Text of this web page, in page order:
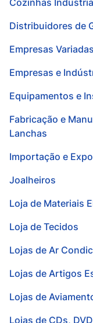
Cozinhas
Distribuidores de
Empresas Variadas
Empresas e
Equipamentos e
Fabricação e
Lanchas
Importação e
Joalheiros
Loja de Materiais
Loja de Tecidos
Lojas de Ar
Lojas de Artigos
Lojas de
Lojas de CDs,